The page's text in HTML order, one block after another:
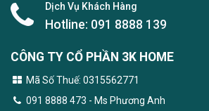
Dịch Vụ Khách Hàng
Hotline: 091 8888 139
CÔNG TY CỔ PHẦN 3K HOME
Mã Số Thuế: 0315562771
091 8888 473 - Ms Phương Anh